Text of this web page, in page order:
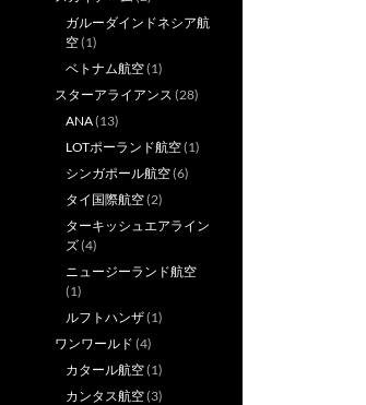
ガルーダインドネシア航
空(1)
ベトナム航空(1)
スターアライアンス (28)
ANA(13)
LOTポーランド航空(1)
シンガポール航空(6)
タイ国際航空(2)
ターキッシュエアライン
ズ(4)
ニュージーランド航空
(1)
ルフトハンザ(1)
ワンワールド (4)
カタール航空(1)
カンタス航空(3)